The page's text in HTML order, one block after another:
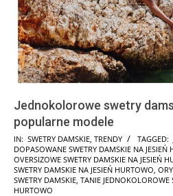
Jednokolorowe swetry
popularne modele
2022-
08-
08
IN: SWETRY DAMSKIE TRENDY TAGGED:
DOPASOWANE SWETRY DAMSKIE NA JESIEŃ
OVERSIZOWE SWETRY DAMSKIE NA JESIEŃ
SWETRY DAMSKIE NA JESIEŃ HURTOWO
SWETRY DAMSKIE TANIE JEDNOKOLOROWE
HURTOWO